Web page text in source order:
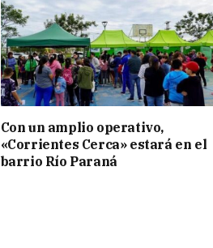
Con un amplio operativo,
«Corrientes Cerca» estará en el
barrio Río Paraná